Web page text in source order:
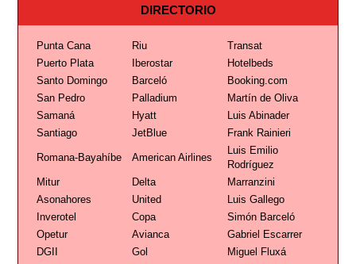
DIRECTORIO
Punta Cana Riu
Transat
Puerto Plata
Iberostar
Hotelbeds
Santo Domingo
Barceló
Booking.com
San Pedro
Palladium
Martín de Oliva
Samaná
Hyatt
Luis Abinader
Santiago
JetBlue Frank Rainieri
Romana-Bayahíbe American Airlines
Luis Emilio
Rodríguez
Mitur
Delta
Marranzini
Asonahores
United
Luis Gallego
Inverotel
Copa
Simón Barceló
Opetur
Avianca
Gabriel Escarrer
DGII
Gol
Miguel Fluxá